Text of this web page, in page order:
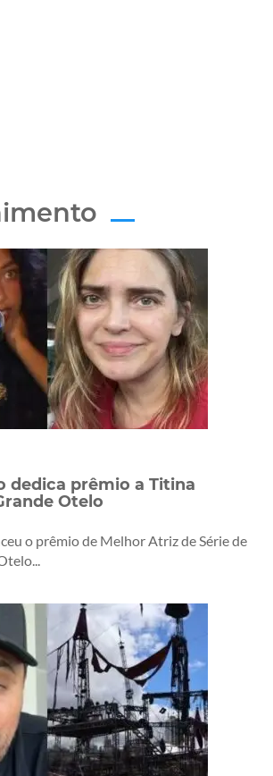
dedica prêmio a Titina
Otelo
o prêmio de Melhor Atriz de Série de